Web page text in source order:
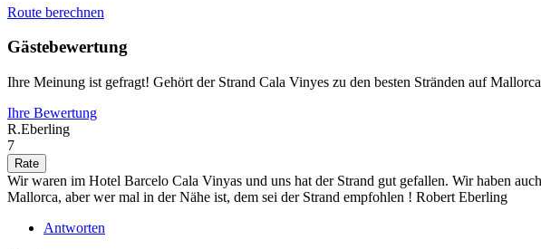
Route berechnen
Gästebewertung
Ihre Meinung ist gefragt! Gehört der Strand Cala Vinyes zu den besten Stränden auf
Ihre Bewertung
R.Eberling
7
Wir waren im Hotel Barcelo Cala Vinyas und uns hat der Strand gut gefallen. Wir haben
Mallorca, aber wer mal in der Nähe ist, dem sei der Strand empfohlen ! Robert Eberling
Antworten